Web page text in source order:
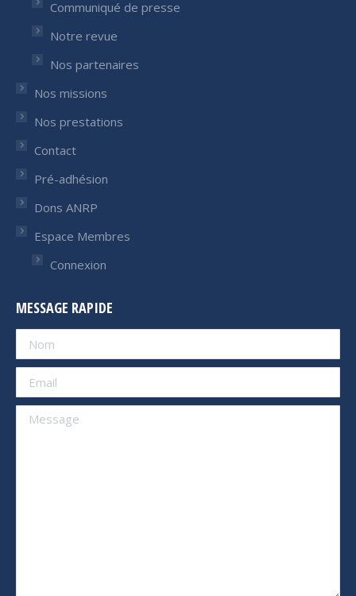
Communiqué de presse
Notre revue
Nos partenaires
Nos missions
Nos prestations
Contact
Pré-adhésion
Dons ANRP
Espace Membres
Connexion
MESSAGE RAPIDE